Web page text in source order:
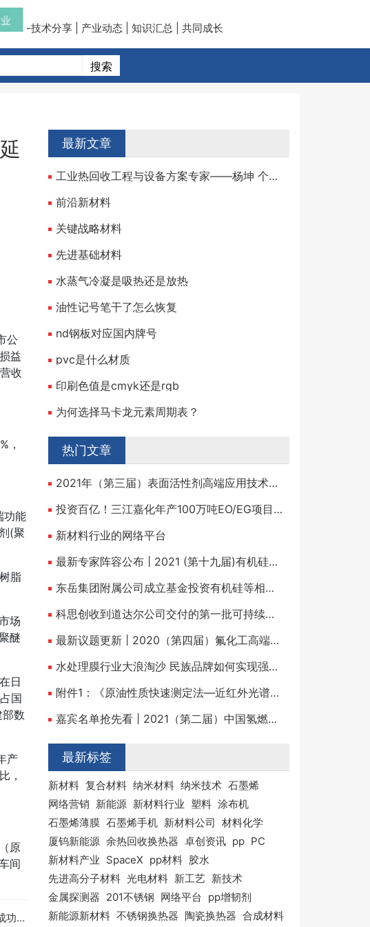
-技术分享 | 产业动态 | 知识汇总 | 共同成长
公
益
收
，
功能
(聚
脂
场
醚
日
国
数
产
，
原
间
！
最新文章
工业热回收工程与设备方案专家——杨坤 个人详细简介
前沿新材料
关键战略材料
先进基础材料
水蒸气冷凝是吸热还是放热
油性记号笔干了怎么恢复
nd钢板对应国内牌号
pvc是什么材质
印刷色值是cmyk还是rgb
为何选择马卡龙元素周期表？
热门文章
2021年（第三届）表面活性剂高端应用技术研讨会
投资百亿！三江嘉化年产100万吨EO/EG项目迎来重大建设节点！
新材料行业的网络平台
最新专家阵容公布 | 2021 (第十九届)有机硅精细化学品技术交流会
东岳集团附属公司成立基金投资有机硅等相关行业
科思创收到道达尔公司交付的第一批可持续苯产品
最新议题更新 | 2020（第四届）氟化工高端发展论坛
水处理膜行业大浪淘沙 民族品牌如何实现强势崛起？
附件1：《原油性质快速测定法—近红外光谱法》征求意见稿及编制说明.pdf
嘉宾名单抢先看 | 2021（第二届）中国氢燃料电池关键材料与装备高峰论坛
最新标签
新材料 复合材料 纳米材料 纳米技术 石墨烯
网络营销 新能源 新材料行业 塑料 涂布机
石墨烯薄膜 石墨烯手机 新材料公司 材料化学
厦钨新能源 余热回收换热器 卓创资讯 pp PC
新材料产业 SpaceX pp材料 胶水
先进高分子材料 光电材料 新工艺 新技术
金属探测器 201不锈钢 网络平台 pp增韧剂
新能源新材料 不锈钢换热器 陶瓷换热器 合成材料